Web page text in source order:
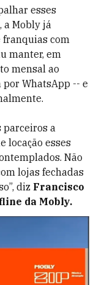
esses
a Mobly já
franquias com
manter, em
mensal ao
WhatsApp -- e
parceiros a
locação esses
Não
lojas fechadas
diz Francisco
da Mobly.